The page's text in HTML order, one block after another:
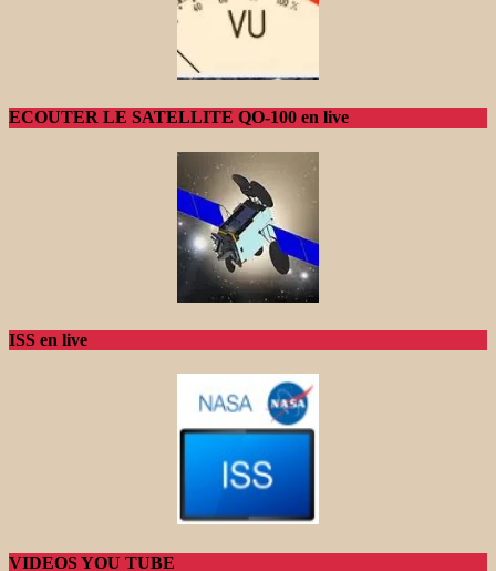
ECOUTER LE SATELLITE QO-100 en live
ISS en live
VIDEOS YOU TUBE